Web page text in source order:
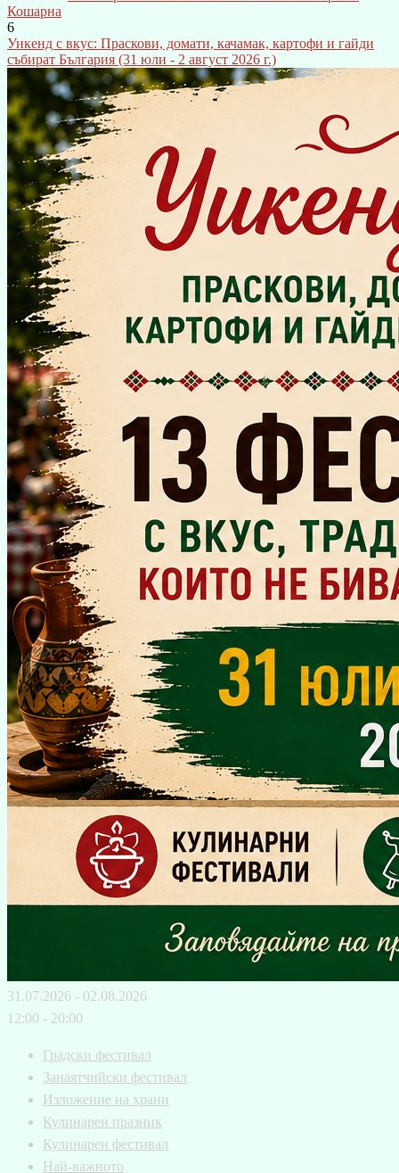
Кошарна
6
Уикенд с вкус: Праскови, домати, качамак, картофи и гайди
събират България (31 юли - 2 август 2026 г.)
31.07.2026 - 02.08.2026
12:00 - 20:00
Градски фестивал
Занаятчийски фестивал
Изложение на храни
Кулинарен празник
Кулинарен фестивал
Най-важното